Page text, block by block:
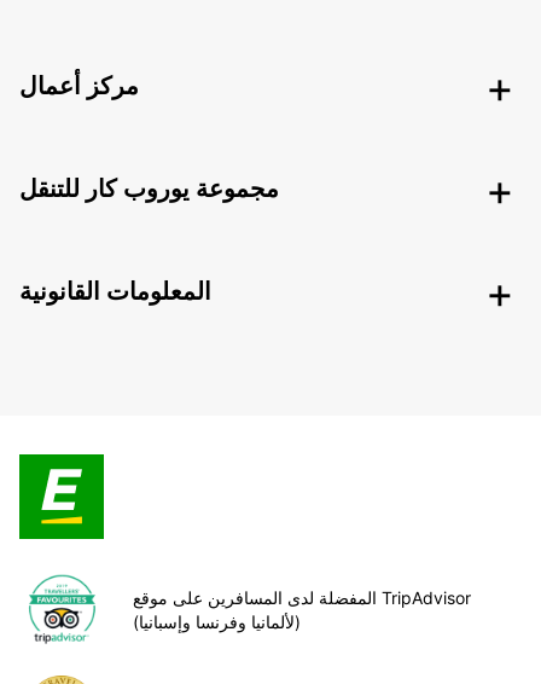
مركز أعمال
مجموعة يوروب كار للتنقل
المعلومات القانونية
المفضلة لدى المسافرين على موقع TripAdvisor
(لألمانيا وفرنسا وإسبانيا)